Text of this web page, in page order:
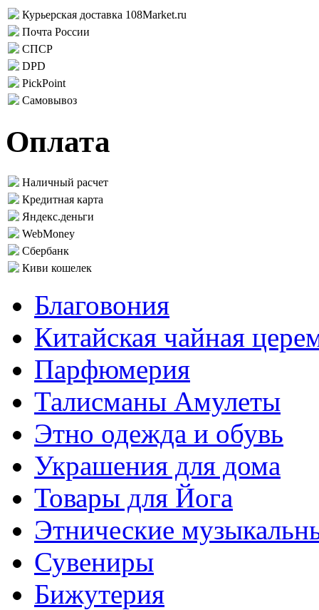
Курьерская доставка 108Market.ru
Почта России
СПСР
DPD
PickPoint
Самовывоз
Оплата
Наличный расчет
Кредитная карта
Яндекс.деньги
WebMoney
Сбербанк
Киви кошелек
Благовония
Китайская чайная
Парфюмерия
Талисманы Амулеты
Этно одежда и обувь
Украшения для дома
Товары для Йога
Этнические
Сувениры
Бижутерия